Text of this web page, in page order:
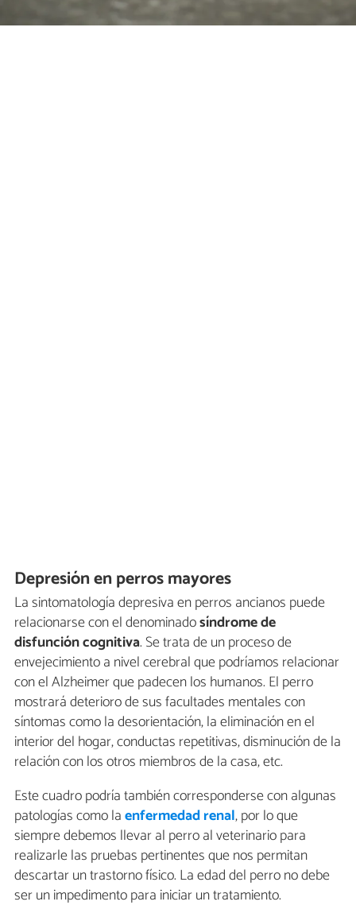
Depresión en perros mayores
La sintomatología depresiva en perros ancianos puede
relacionarse con el denominadosíndrome de
disfunción cognitiva. Se trata de un proceso de
envejecimiento a nivel cerebral que podríamos relacionar
con el Alzheimer que padecen los humanos. El perro
mostrará deterioro de sus facultades mentales con
síntomas como la desorientación, la eliminación en el
interior del hogar, conductas repetitivas, disminución de la
relación con los otros miembros de la casa, etc.
Este cuadro podría también corresponderse con algunas
patologías como laenfermedad renal, por lo que
siempre debemos llevar al perro al veterinario para
realizarle las pruebas pertinentes que nos permitan
descartar un trastorno físico. La edad del perro no debe
ser un impedimento para iniciar un tratamiento.